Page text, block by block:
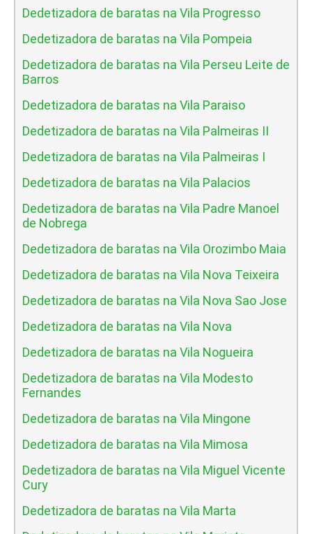
Dedetizadora de baratas na Vila Progresso
Dedetizadora de baratas na Vila Pompeia
Dedetizadora de baratas na Vila Perseu Leite de
Barros
Dedetizadora de baratas na Vila Paraiso
Dedetizadora de baratas na Vila Palmeiras II
Dedetizadora de baratas na Vila Palmeiras I
Dedetizadora de baratas na Vila Palacios
Dedetizadora de baratas na Vila Padre Manoel
de Nobrega
Dedetizadora de baratas na Vila Orozimbo Maia
Dedetizadora de baratas na Vila Nova Teixeira
Dedetizadora de baratas na Vila Nova Sao Jose
Dedetizadora de baratas na Vila Nova
Dedetizadora de baratas na Vila Nogueira
Dedetizadora de baratas na Vila Modesto
Fernandes
Dedetizadora de baratas na Vila Mingone
Dedetizadora de baratas na Vila Mimosa
Dedetizadora de baratas na Vila Miguel Vicente
Cury
Dedetizadora de baratas na Vila Marta